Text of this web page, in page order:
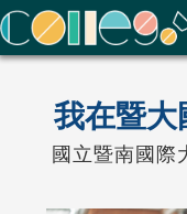
ColleGo! 大學選才與高
我在暨大
國立暨南國際